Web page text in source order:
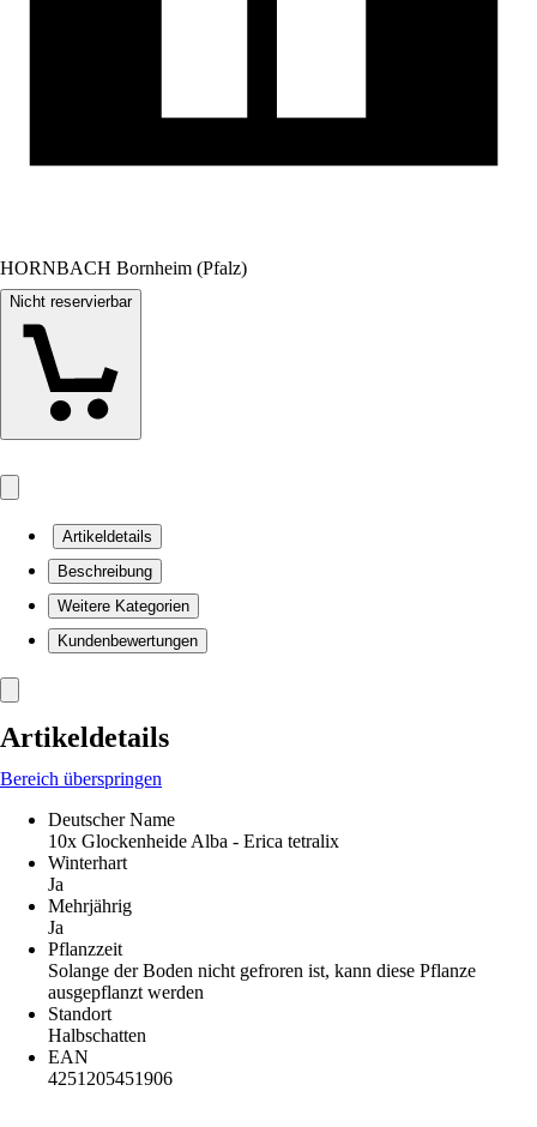
HORNBACH Bornheim (Pfalz)
Nicht reservierbar
Artikeldetails
Beschreibung
Weitere Kategorien
Kundenbewertungen
Artikeldetails
Bereich überspringen
Deutscher Name
10x Glockenheide Alba - Erica tetralix
Winterhart
Ja
Mehrjährig
Ja
Pflanzzeit
Solange der Boden nicht gefroren ist, kann diese Pflanze
ausgepflanzt werden
Standort
Halbschatten
EAN
4251205451906